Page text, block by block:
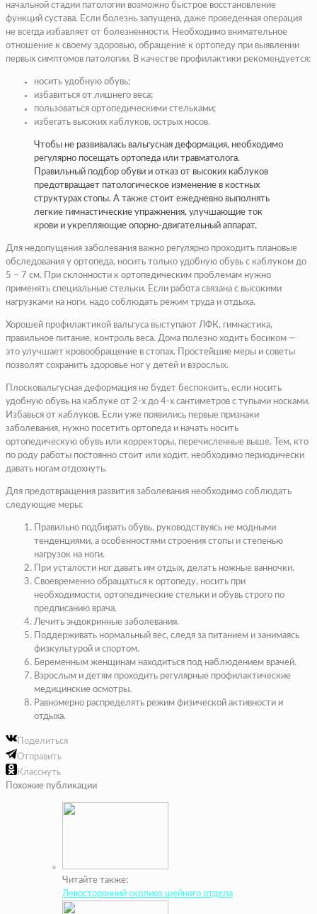
начальной стадии патологии возможно быстрое восстановление
функций сустава. Если болезнь запущена, даже проведенная операция
не всегда избавляет от болезненности. Необходимо внимательное
отношение к своему здоровью, обращение к ортопеду при выявлении
первых симптомов патологии. В качестве профилактики рекомендуется:
носить удобную обувь;
избавиться от лишнего веса;
пользоваться ортопедическими стельками;
избегать высоких каблуков, острых носов.
Чтобы не развивалась вальгусная деформация, необходимо
регулярно посещать ортопеда или травматолога.
Правильный подбор обуви и отказ от высоких каблуков
предотвращает патологическое изменение в костных
структурах стопы. А также стоит ежедневно выполнять
легкие гимнастические упражнения, улучшающие ток
крови и укрепляющие опорно-двигательный аппарат.
Для недопущения заболевания важно регулярно проходить плановые
обследования у ортопеда, носить только удобную обувь с каблуком до
5 – 7 см. При склонности к ортопедическим проблемам нужно
применять специальные стельки. Если работа связана с высокими
нагрузками на ноги, надо соблюдать режим труда и отдыха.
Хорошей профилактикой вальгуса выступают ЛФК, гимнастика,
правильное питание, контроль веса. Дома полезно ходить босиком —
это улучшает кровообращение в стопах. Простейшие меры и советы
позволят сохранить здоровье ног у детей и взрослых.
Плосковальгусная деформация не будет беспокоить, если носить
удобную обувь на каблуке от 2-х до 4-х сантиметров с тупыми носками.
Избавься от каблуков. Если уже появились первые признаки
заболевания, нужно посетить ортопеда и начать носить
ортопедическую обувь или корректоры, перечисленные выше. Тем, кто
по роду работы постоянно стоит или ходит, необходимо периодически
давать ногам отдохнуть.
Для предотвращения развития заболевания необходимо соблюдать
следующие меры:
Правильно подбирать обувь, руководствуясь не модными
тенденциями, а особенностями строения стопы и степенью
нагрузок на ноги.
При усталости ног давать им отдых, делать ножные ванночки.
Своевременно обращаться к ортопеду, носить при
необходимости, ортопедические стельки и обувь строго по
предписанию врача.
Лечить эндокринные заболевания.
Поддерживать нормальный вес, следя за питанием и занимаясь
физкультурой и спортом.
Беременным женщинам находиться под наблюдением врачей.
Взрослым и детям проходить регулярные профилактические
медицинские осмотры.
Равномерно распределять режим физической активности и
отдыха.
Поделиться
Отправить
Класснуть
Похожие публикации
Читайте также:
Левосторонний сколиоз шейного отдела